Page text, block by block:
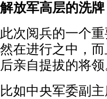
解放军高层的洗牌
此次阅兵的一个
然在进行之中，
后亲自提拔的将领
比如中央军委副